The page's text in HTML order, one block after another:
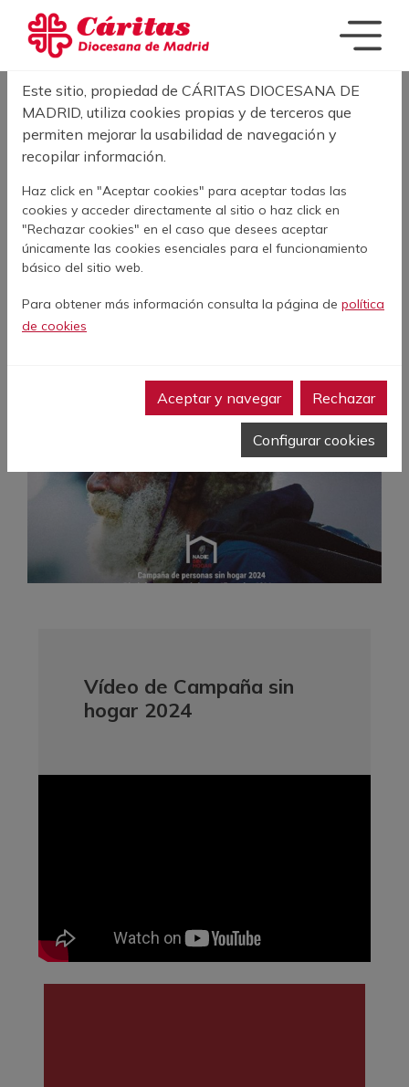
Pasar al contenido principal
SOBRESCRIBIR
CAMPAÑA DE PERSONAS SIN HOGAR 2024
CAMPAÑA DE
PERSONAS SIN
HOGAR 2024
24 de Septiembre de 2024
WhatsApp
Print
Vídeo de Campaña sin
hogar 2024
Acerca de las cookies en este sitio
Este sitio, propiedad de CÁRITAS DIOCESANA DE
MADRID, utiliza cookies propias y de terceros que
permiten mejorar la usabilidad de navegación y
recopilar información.
Haz click en "Aceptar cookies" para aceptar todas las
cookies y acceder directamente al sitio o haz click en
"Rechazar cookies" en el caso que desees aceptar
únicamente las cookies esenciales para el funcionamiento
básico del sitio web.
Para obtener más información consulta la página de política
de cookies
Aceptar y navegar Rechazar
Configurar cookies